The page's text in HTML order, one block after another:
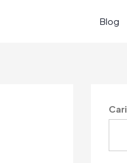
Blog
Cari